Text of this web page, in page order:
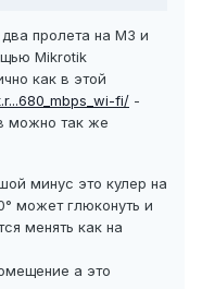
пролета на M3 и
Mikrotik
как в этой
fi/ -
можно так же
минус это кулер на
может глюконуть и
менять как на
а это